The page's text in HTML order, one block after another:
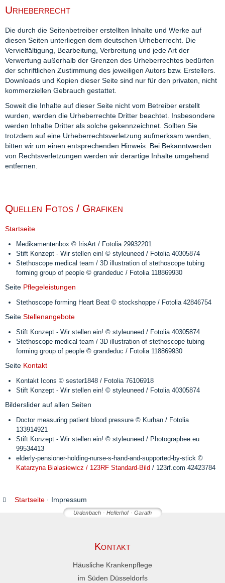
Urheberrecht
Die durch die Seitenbetreiber erstellten Inhalte und Werke auf
diesen Seiten unterliegen dem deutschen Urheberrecht. Die
Vervielfältigung, Bearbeitung, Verbreitung und jede Art der
Verwertung außerhalb der Grenzen des Urheberrechtes bedürfen
der schriftlichen Zustimmung des jeweiligen Autors bzw. Erstellers.
Downloads und Kopien dieser Seite sind nur für den privaten, nicht
kommerziellen Gebrauch gestattet.
Soweit die Inhalte auf dieser Seite nicht vom Betreiber erstellt
wurden, werden die Urheberrechte Dritter beachtet. Insbesondere
werden Inhalte Dritter als solche gekennzeichnet. Sollten Sie
trotzdem auf eine Urheberrechtsverletzung aufmerksam werden,
bitten wir um einen entsprechenden Hinweis. Bei Bekanntwerden
von Rechtsverletzungen werden wir derartige Inhalte umgehend
entfernen.
Quellen Fotos / Grafiken
Startseite
Medikamentenbox © IrisArt / Fotolia 29932201
Stift Konzept - Wir stellen ein! © styleuneed / Fotolia 40305874
Stethoscope medical team / 3D illustration of stethoscope tubing
forming group of people © grandeduc / Fotolia 118869930
Seite Pflegeleistungen
Stethoscope forming Heart Beat © stockshoppe / Fotolia 42846754
Seite Stellenangebote
Stift Konzept - Wir stellen ein! © styleuneed / Fotolia 40305874
Stethoscope medical team / 3D illustration of stethoscope tubing
forming group of people © grandeduc / Fotolia 118869930
Seite Kontakt
Kontakt Icons © sester1848 / Fotolia 76106918
Stift Konzept - Wir stellen ein! © styleuneed / Fotolia 40305874
Bilderslider auf allen Seiten
Doctor measuring patient blood pressure © Kurhan / Fotolia
133914921
Stift Konzept - Wir stellen ein! © styleuneed / Photographee.eu
99534413
elderly-pensioner-holding-nurse-s-hand-and-supported-by-stick ©
Katarzyna Bialasiewicz / 123RF Standard-Bild / 123rf.com 42423784
Startseite · Impressum
Urdenbach · Hellerhof · Garath
Kontakt
Häusliche Krankenpflege
im Süden Düsseldorfs